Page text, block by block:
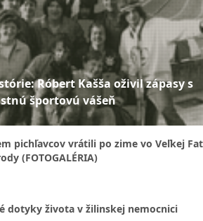
Róbert Kašša oživil zápasy s
športovú vášeň
pichľavcov vrátili po zime vo Veľkej
(FOTOGALÉRIA)
dotyky života v žilinskej nemocnici